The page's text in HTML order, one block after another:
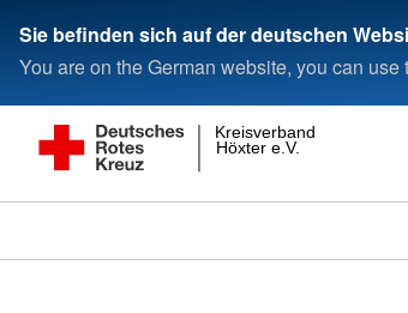
Sie befinden sich auf der deutschen
You are on the German website, you can
Höxter e.V.
Kreisverband